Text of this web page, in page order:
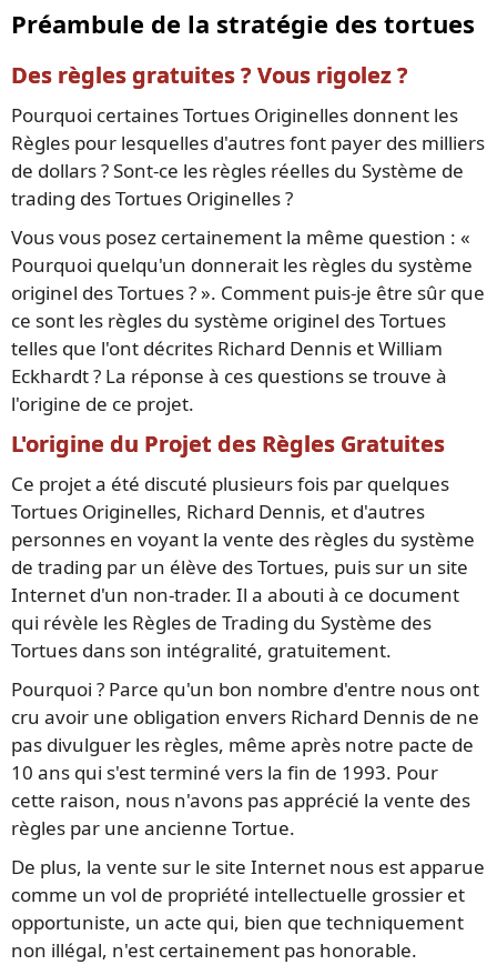
Préambule de la stratégie des tortues
Des règles gratuites ? Vous rigolez ?
Pourquoi certaines Tortues Originelles donnent les
Règles pour lesquelles d'autres font payer des milliers
de dollars ? Sont-ce les règles réelles du Système de
trading des Tortues Originelles ?
Vous vous posez certainement la même question : «
Pourquoi quelqu'un donnerait les règles du système
originel des Tortues ? ». Comment puis-je être sûr que
ce sont les règles du système originel des Tortues
telles que l'ont décrites Richard Dennis et William
Eckhardt ? La réponse à ces questions se trouve à
l'origine de ce projet.
L'origine du Projet des Règles Gratuites
Ce projet a été discuté plusieurs fois par quelques
Tortues Originelles, Richard Dennis, et d'autres
personnes en voyant la vente des règles du système
de trading par un élève des Tortues, puis sur un site
Internet d'un non-trader. Il a abouti à ce document
qui révèle les Règles de Trading du Système des
Tortues dans son intégralité, gratuitement.
Pourquoi ? Parce qu'un bon nombre d'entre nous ont
cru avoir une obligation envers Richard Dennis de ne
pas divulguer les règles, même après notre pacte de
10 ans qui s'est terminé vers la fin de 1993. Pour
cette raison, nous n'avons pas apprécié la vente des
règles par une ancienne Tortue.
De plus, la vente sur le site Internet nous est apparue
comme un vol de propriété intellectuelle grossier et
opportuniste, un acte qui, bien que techniquement
non illégal, n'est certainement pas honorable.